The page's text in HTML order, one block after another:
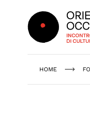
Oriente
HOME